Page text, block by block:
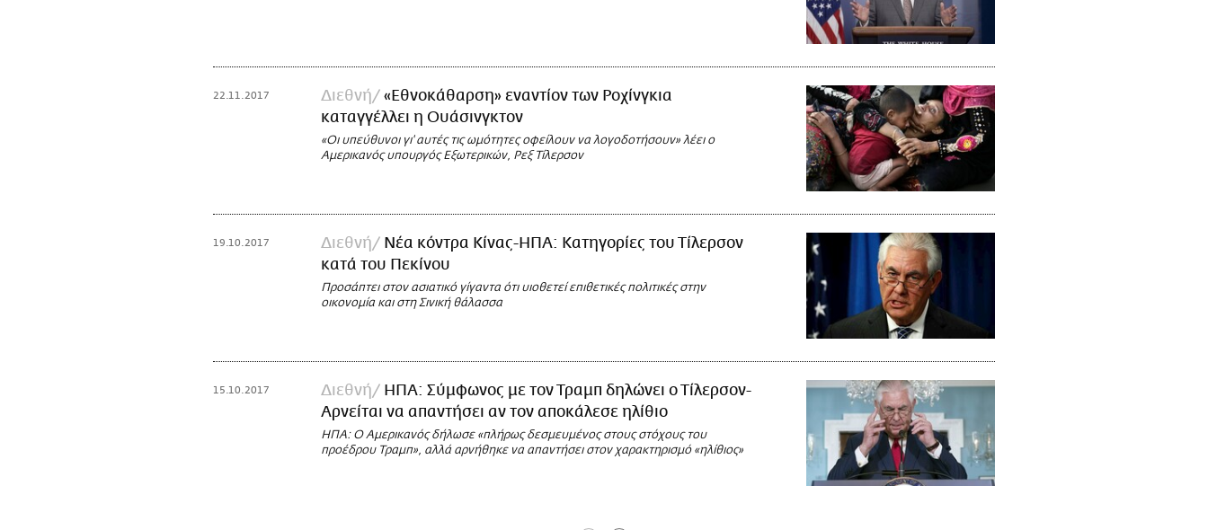
22.11.2017 Διεθνή
«Eθνοκάθαρση» εναντίον των Ροχίνγκια
καταγγέλλει η Ουάσινγκτον
«Οι υπεύθυνοι γι' αυτές τις ωμότητες οφείλουν να λογοδοτήσουν» λέει ο
Αμερικανός υπουργός Εξωτερικών, Ρεξ Τίλερσον
19.10.2017 Διεθνή
Νέα κόντρα Κίνας-ΗΠΑ: Κατηγορίες του Τίλερσον
κατά του Πεκίνου
Προσάπτει στον ασιατικό γίγαντα ότι υιοθετεί επιθετικές πολιτικές στην
οικονομία και στη Σινική θάλασσα
15.10.2017 Διεθνή
ΗΠΑ: Σύμφωνος με τον Τραμπ δηλώνει ο Τίλερσον-
Αρνείται να απαντήσει αν τον αποκάλεσε ηλίθιο
ΗΠΑ: Ο Αμερικανός δήλωσε «πλήρως δεσμευμένος στους στόχους του
προέδρου Τραμπ», αλλά αρνήθηκε να απαντήσει στον χαρακτηρισμό «ηλίθιος»